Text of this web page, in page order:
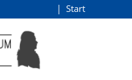
Start